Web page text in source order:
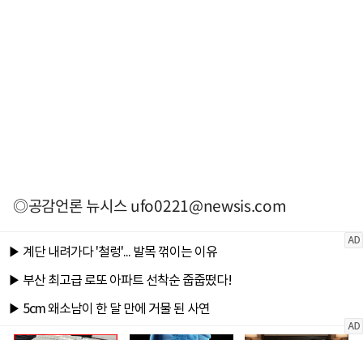
◎공감언론 뉴시스ufo0221@newsis.com